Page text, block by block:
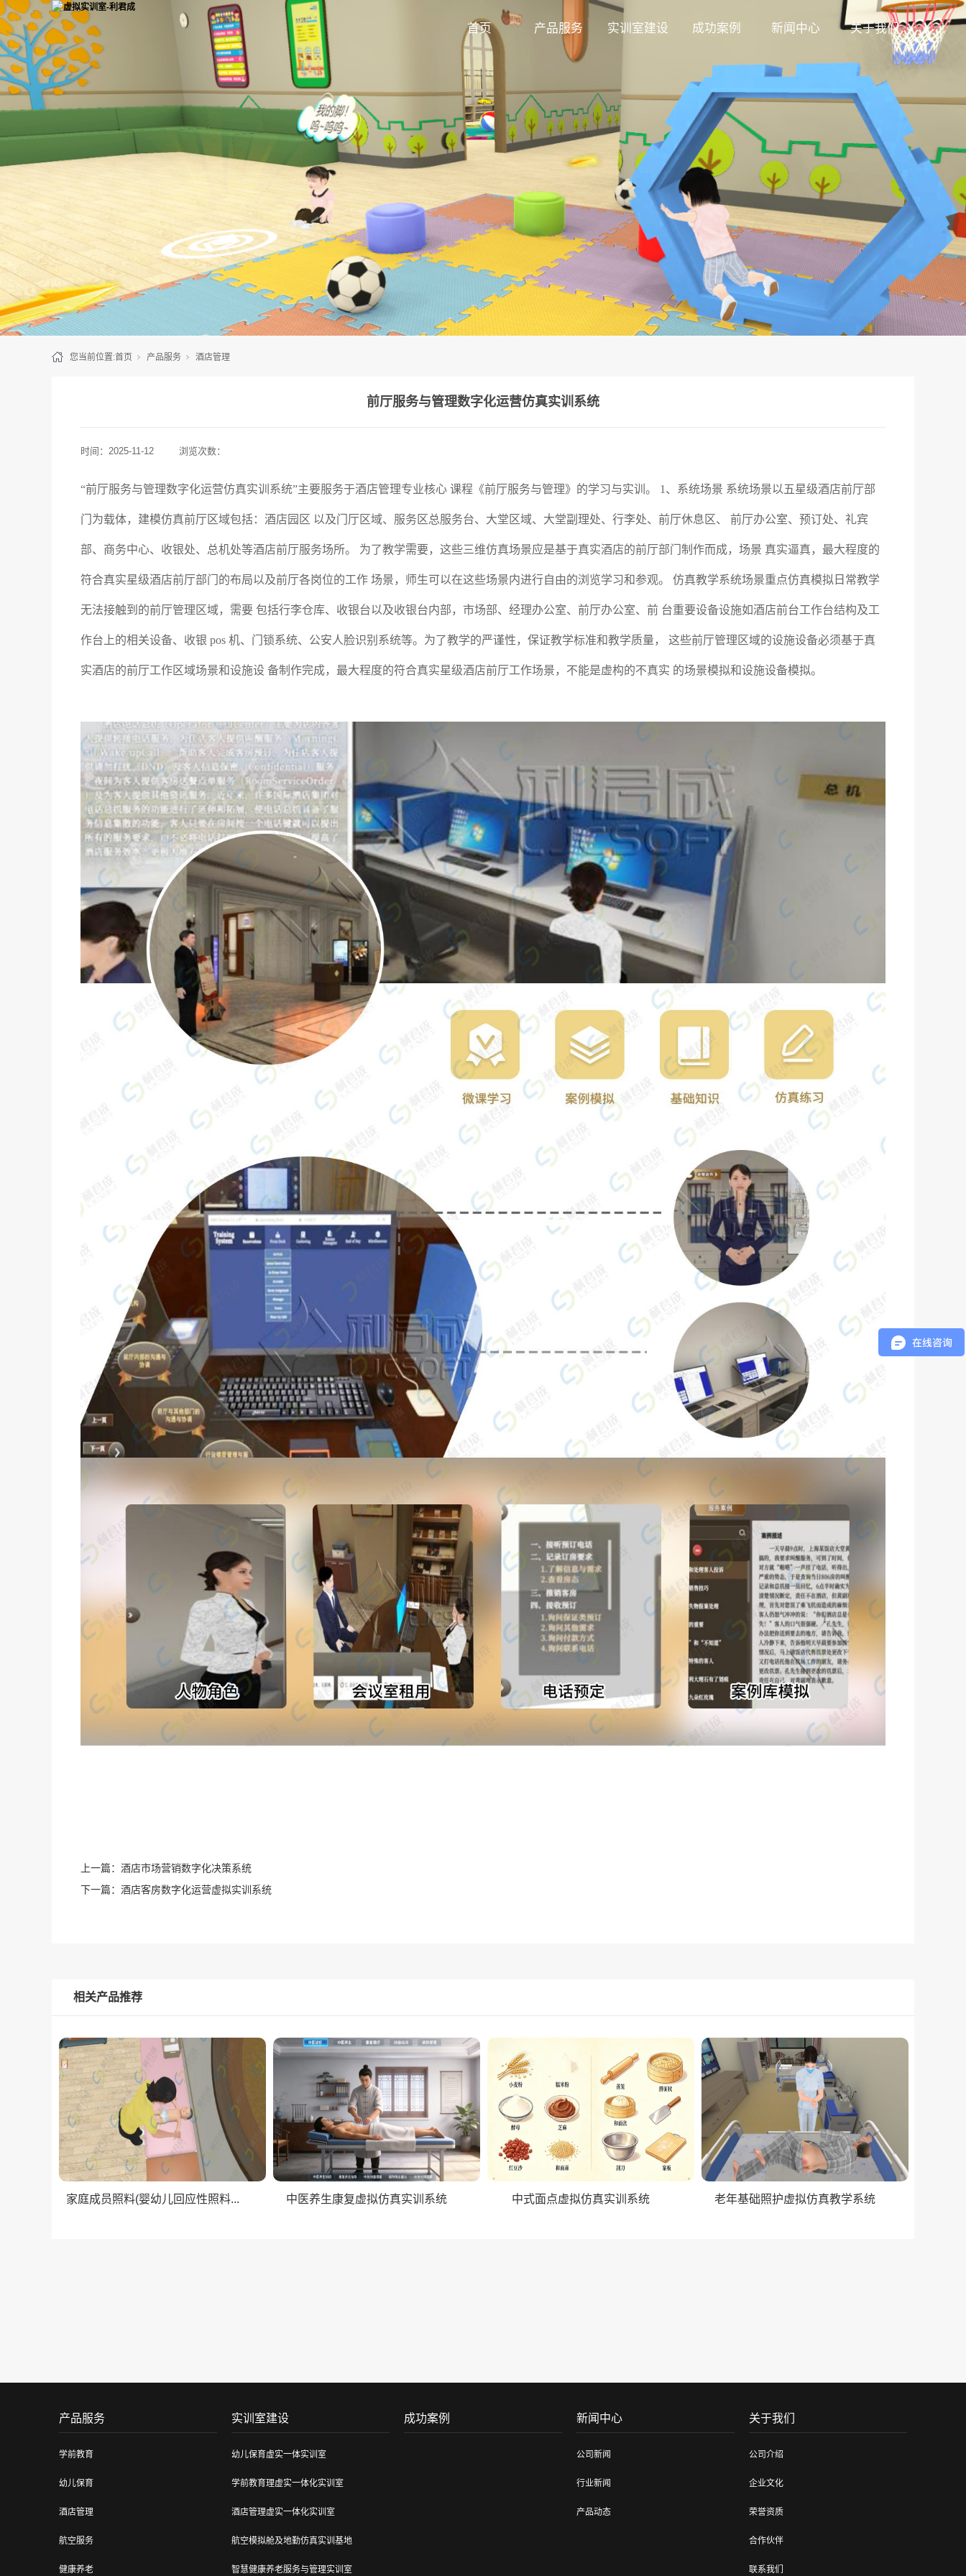
首页 产品服务 实训室建设 成功案例 新闻中心 关于我们
您当前位置:首页 产品服务 酒店管理
前厅服务与管理数字化运营仿真实训系统
时间： 2025-11-12 浏览次数：
“前厅服务与管理数字化运营仿真实训系统”主要服务于酒店管理专业核心 课程《前厅服务与管理》的学习与实训。 1、系统场景 系统场景以五星级酒店前厅部
门为载体，建模仿真前厅区域包括：酒店园区 以及门厅区域、服务区总服务台、大堂区域、大堂副理处、行李处、前厅休息区、 前厅办公室、预订处、礼宾
部、商务中心、收银处、总机处等酒店前厅服务场所。 为了教学需要，这些三维仿真场景应是基于真实酒店的前厅部门制作而成，场景 真实逼真，最大程度的
符合真实星级酒店前厅部门的布局以及前厅各岗位的工作 场景，师生可以在这些场景内进行自由的浏览学习和参观。 仿真教学系统场景重点仿真模拟日常教学
无法接触到的前厅管理区域，需要 包括行李仓库、收银台以及收银台内部，市场部、经理办公室、前厅办公室、前 台重要设备设施如酒店前台工作台结构及工
作台上的相关设备、收银 pos 机、门锁系统、公安人脸识别系统等。为了教学的严谨性，保证教学标准和教学质量， 这些前厅管理区域的设施设备必须基于真
实酒店的前厅工作区域场景和设施设 备制作完成，最大程度的符合真实星级酒店前厅工作场景，不能是虚构的不真实 的场景模拟和设施设备模拟。
上一篇： 酒店市场营销数字化决策系统
下一篇： 酒店客房数字化运营虚拟实训系统
相关产品推荐
家庭成员照料(婴幼儿回应性照料... 中医养生康复虚拟仿真实训系统 中式面点虚拟仿真实训系统 老年基础照护虚拟仿真教学系统
产品服务
学前教育
幼儿保育
酒店管理
航空服务
健康养老
实训室建设
幼儿保育虚实一体实训室
学前教育理虚实一体化实训室
酒店管理虚实一体化实训室
航空模拟舱及地勤仿真实训基地
智慧健康养老服务与管理实训室
成功案例 新闻中心
公司新闻
行业新闻
产品动态
关于我们
公司介绍
企业文化
荣誉资质
合作伙伴
联系我们